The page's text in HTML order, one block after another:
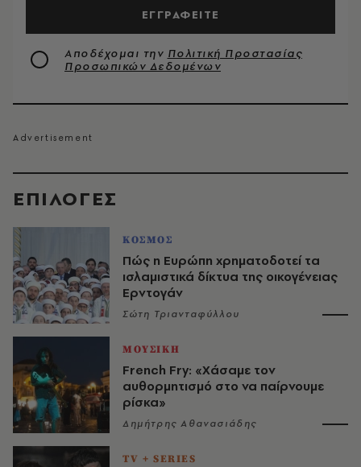
EΠΙΛΟΓΈΣ
ΚΟΣΜΟΣ
Πώς η Ευρώπη χρηματοδοτεί τα
ισλαμιστικά δίκτυα της οικογένειας
Ερντογάν
Σώτη Τριανταφύλλου
ΜΟΥΣΙΚΗ
French Fry: «Χάσαμε τον
αυθορμητισμό στο να παίρνουμε
ρίσκα»
Δημήτρης Αθανασιάδης
TV + SERIES
ΕΓΓΡΑΦΕΙΤΕ
Αποδέχομαι την Πολιτική Προστασίας
Προσωπικών Δεδομένων